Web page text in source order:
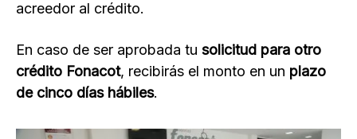
acreedor al crédito.
En caso de ser aprobada tu solicitud para otro
crédito Fonacot, recibirás el monto en un plazo
de cinco días hábiles.